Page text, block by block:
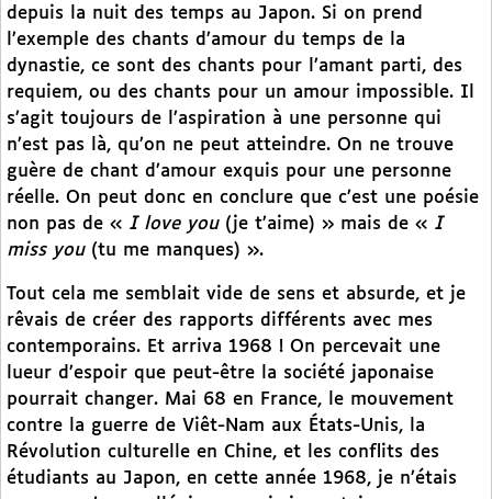
depuis la nuit des temps au Japon. Si on prend
l’exemple des chants d’amour du temps de la
dynastie, ce sont des chants pour l’amant parti, des
requiem, ou des chants pour un amour impossible. Il
s’agit toujours de l’aspiration à une personne qui
n’est pas là, qu’on ne peut atteindre. On ne trouve
guère de chant d’amour exquis pour une personne
réelle. On peut donc en conclure que c’est une poésie
non pas de « I love you (je t’aime) » mais de « I
miss you (tu me manques) ».
Tout cela me semblait vide de sens et absurde, et je
rêvais de créer des rapports différents avec mes
contemporains. Et arriva 1968 ! On percevait une
lueur d’espoir que peut-être la société japonaise
pourrait changer. Mai 68 en France, le mouvement
contre la guerre de Viêt-Nam aux États-Unis, la
Révolution culturelle en Chine, et les conflits des
étudiants au Japon, en cette année 1968, je n’étais